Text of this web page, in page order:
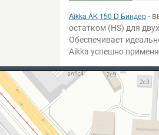
Aikka AK 150 D Биндер-
остатком (HS) для
Обеспечивает
Aikka успешно